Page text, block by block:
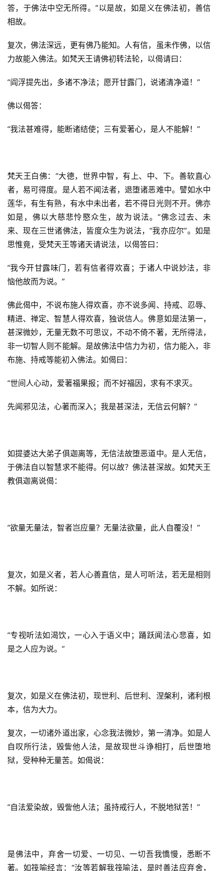
答，于佛法中空无所得。”以是故，如是义在佛法初，善信
相故。
复次，佛法深远，更有佛乃能知。人有信，虽未作佛，以信
力故能入佛法。如梵天王请佛初转法轮，以偈请曰：
“阎浮提先出，多诸不净法；愿开甘露门，说诸清净道！”
佛以偈答：
“我法甚难得，能断诸结使；三有爱著心，是人不能解！”
梵天王白佛：“大德，世界中智，有上、中、下。善软直心
者，易可得度。是人若不闻法者，退堕诸恶难中。譬如水中
莲华，有生有熟，有水中未出者，若不得日光则不开。佛亦
如是，佛以大慈悲怜愍众生，故为说法。”佛念过去、未
来、现在三世诸佛法，皆度众生为说法，“我亦应尔”。如是
思惟竟，受梵天王等诸天请说法，以偈答曰：
“我今开甘露味门，若有信者得欢喜；于诸人中说妙法，非
恼他故而为说。”
佛此偈中，不说布施人得欢喜，亦不说多闻、持戒、忍辱、
精进、禅定、智慧人得欢喜，独说信人。佛意如是法第一，
甚深微妙，无量无数不可思议，不动不倚不著，无所得法，
非一切智人则不能解。是故佛法中信力为初，信力能入，非
布施、持戒等能初入佛法。如偈曰：
“世间人心动，爱著福果报；而不好福因，求有不求灭。
先闻邪见法，心著而深入；我是甚深法，无信云何解？”
如提婆达大弟子俱迦离等，无信法故堕恶道中。是人无信，
于佛法自以智慧求不能得。何以故？佛法甚深故。如梵天王
教俱迦离说偈：
“欲量无量法，智者岂应量？无量法欲量，此人自覆没！”
复次，如是义者，若人心善直信，是人可听法，若无是相则
不解。如所说：
“专视听法如渴饮，一心入于语义中；踊跃闻法心悲喜，如
是之人应为说。”
复次，如是义在佛法初，现世利、后世利、涅槃利，诸利根
本，信为大力。
复次，一切诸外道出家，心念我法微妙，第一清净。如是人
自叹所行法，毁訾他人法，是故现世斗诤相打，后世堕地
狱，受种种无量苦。如偈说：
“自法爱染故，毁訾他人法；虽持戒行人，不脱地狱苦！”
是佛法中，弃舍一切爱、一切见、一切吾我憍慢，悉断不
著。如筏喻经言：“汝等若解我筏喻法，是时善法应弃舍，